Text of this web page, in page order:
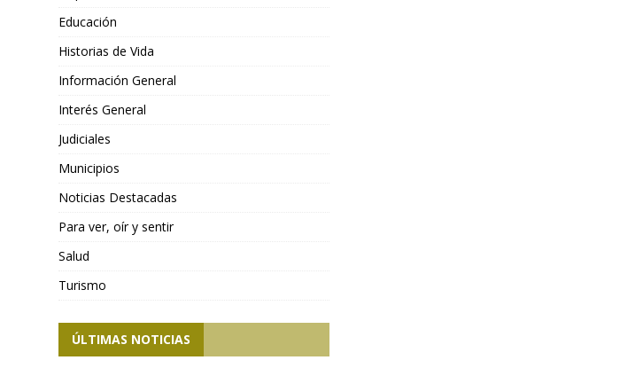
Educación
Historias de Vida
Información General
Interés General
Judiciales
Municipios
Noticias Destacadas
Para ver, oír y sentir
Salud
Turismo
ÚLTIMAS NOTICIAS